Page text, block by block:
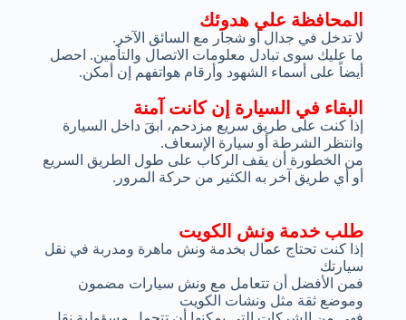
البقاء في السيارة إن كانت آمنة
إذا كنت على طريق سريع مزدحم، ابقَ داخل السيارة
وانتظر الشرطة أو سيارة الإسعاف.
من الخطورة أن يقف الركاب على طول الطريق السريع
أو أي طريق آخر به الكثير من حركة المرور.
المحافظة علي هدوئك
لا تدخل في جدال أو شجار مع السائق الآخر.
ما عليك سوى تبادل معلومات الاتصال والتأمين. احصل
أيضاً على أسماء الشهود وأرقام هواتفهم إن أمكن.
طلب خدمة ونش الكويت
إذا كنت تحتاج عمال بخدمة ونش ماهرة ومدربة في نقل
سيارتك
فمن الأفضل أن تتعامل مع ونش سيارات مضمون
وموضع ثقة مثل ونشات الكويت